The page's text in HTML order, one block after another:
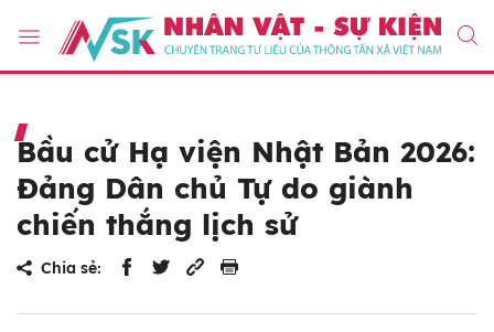
Bầu cử Hạ viện Nhật Bản 2026:
Đảng Dân chủ Tự do giành
chiến thắng lịch sử
Chia sẻ: